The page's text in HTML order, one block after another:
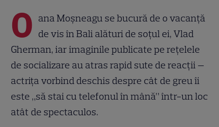
O ana Moșneagu se bucură de o vacanță
de vis în Bali alături de soțul ei, Vlad
Gherman, iar imaginile publicate pe rețelele
de socializare au atras rapid sute de reacții —
actrița vorbind deschis despre cât de greu îi
este „să stai cu telefonul în mână” într-un loc
atât de spectaculos.